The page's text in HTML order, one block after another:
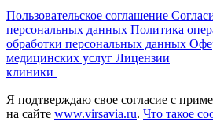
Пользовательское соглашение
персональных данных Политика
обработки персональных данных
медицинских услуг Лицензии
клиники
Я подтверждаю свое согласие с
на сайте www.virsavia.ru. Что такое